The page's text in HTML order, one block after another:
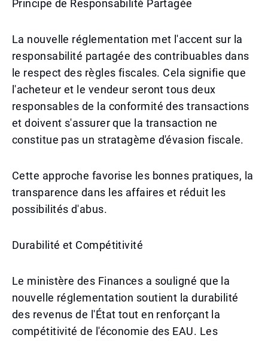
Principe de Responsabilité Partagée
La nouvelle réglementation met l'accent sur la
responsabilité partagée des contribuables dans
le respect des règles fiscales. Cela signifie que
l'acheteur et le vendeur seront tous deux
responsables de la conformité des transactions
et doivent s'assurer que la transaction ne
constitue pas un stratagème d'évasion fiscale.
Cette approche favorise les bonnes pratiques, la
transparence dans les affaires et réduit les
possibilités d'abus.
Durabilité et Compétitivité
Le ministère des Finances a souligné que la
nouvelle réglementation soutient la durabilité
des revenus de l'État tout en renforçant la
compétitivité de l'économie des EAU. Les